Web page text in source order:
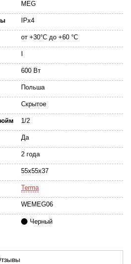
MEG
IPx4
от +30°C до +60 °C
600 Вт
Польша
Скрытое
1/2
Да
2 года
55x55x37
Terma
WEMEG06
Черный